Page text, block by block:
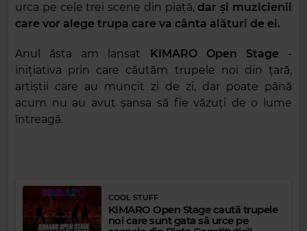
urca pe cele trei scene din piață, dar și muzicienii
care vor alege trupa care va cânta alături de ei.
Anul ăsta am lansat KIMARO Open Stage -
inițiativa prin care căutăm trupele noi din țară,
artiștii care au muncit zi de zi, dar poate până
acum nu au avut șansa să fie văzuți de o lume
întreagă.
COOL STUFF
KIMARO Open Stage caută trupele
noi care sunt gata să urce pe